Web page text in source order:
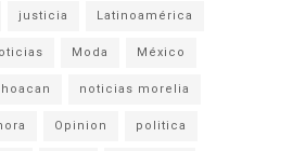
justicia Latinoamérica
Moda México
noticias morelia
Opinion politica